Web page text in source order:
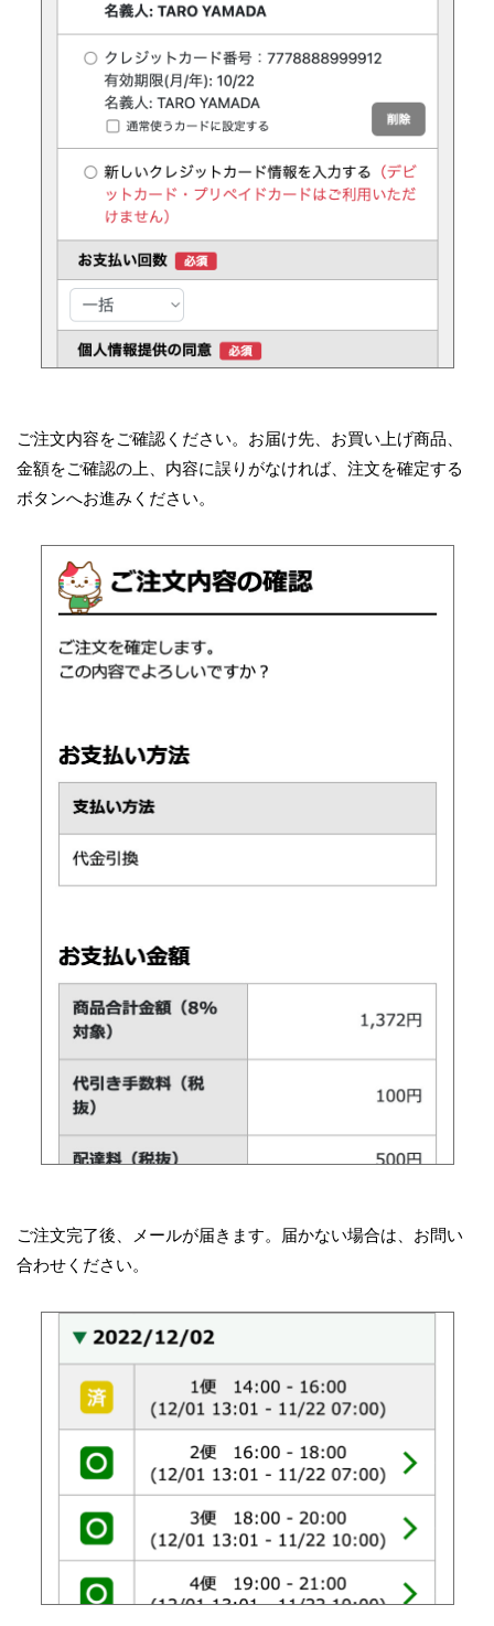
ご注文内容をご確認ください。お届け先、お買い上げ商品、
金額をご確認の上、内容に誤りがなければ、注文を確定する
ボタンへお進みください。
ご注文完了後、メールが届きます。届かない場合は、お問い
合わせください。